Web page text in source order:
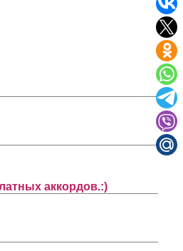
аккордов.:)